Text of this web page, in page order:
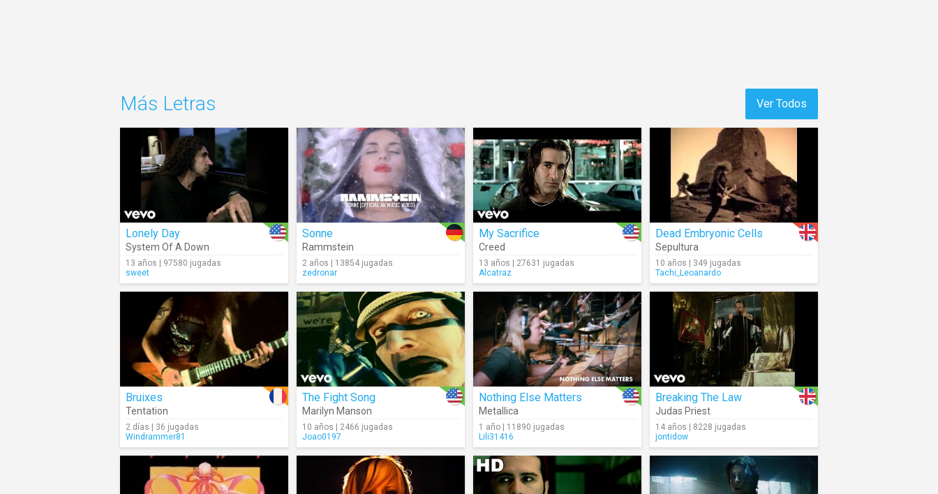
Ver Todos
Más Letras
Lonely Day
System Of A Down
13 años | 97580 jugadas
sweet
Sonne
Rammstein
2 años | 13854 jugadas
zedronar
My Sacrifice
Creed
13 años | 27631 jugadas
Alcatraz
Dead Embryonic Cells
Sepultura
10 años | 349 jugadas
Tachi_Leoanardo
Bruixes
Tentation
2 días | 36 jugadas
Windrammer81
The Fight Song
Marilyn Manson
10 años | 2466 jugadas
Joao0197
Nothing Else Matters
Metallica
1 año | 11890 jugadas
Lili31416
Breaking The Law
Judas Priest
14 años | 8228 jugadas
jontidow